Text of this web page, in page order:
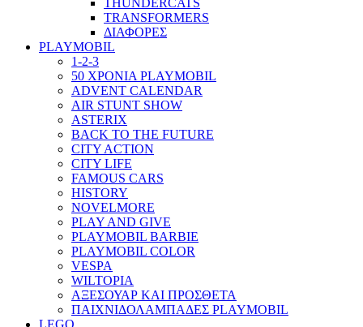
THUNDERCATS
TRANSFORMERS
ΔΙΑΦΟΡΕΣ
PLAYMOBIL
1-2-3
50 ΧΡΟΝΙΑ PLAYMOBIL
ADVENT CALENDAR
AIR STUNT SHOW
ASTERIX
BACK TO THE FUTURE
CITY ACTION
CITY LIFE
FAMOUS CARS
HISTORY
NOVELMORE
PLAY AND GIVE
PLAYMOBIL BARBIE
PLAYMOBIL COLOR
VESPA
WILTOPIA
ΑΞΕΣΟΥΑΡ ΚΑΙ ΠΡΟΣΘΕΤΑ
ΠΑΙΧΝΙΔΟΛΑΜΠΑΔΕΣ PLAYMOBIL